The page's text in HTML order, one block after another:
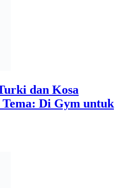
dan Kosa
Di Gym untuk